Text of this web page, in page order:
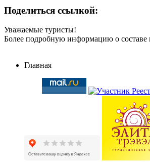
Поделиться ссылкой:
Уважаемые туристы!
Более подробную информацию о составе
Главная